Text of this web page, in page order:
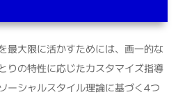
最大限に活かすためには、画一的な
りの特性に応じたカスタマイズ指導
ーシャルスタイル理論に基づく4つ